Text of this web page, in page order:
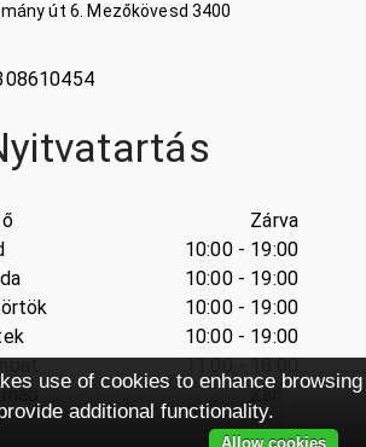
út 6. Mezőkövesd 3400
Zárva
10:00 - 19:00
10:00 - 19:00
10:00 - 19:00
10:00 - 19:00
11:00 - 18:00
Zárva
use of cookies to enhance browsing
additional functionality.
Allow cookies